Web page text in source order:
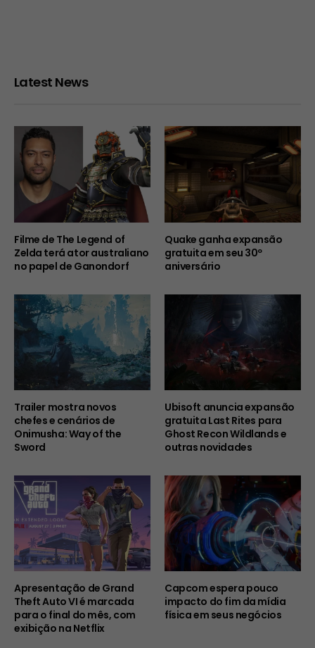
Latest News
Filme de The Legend of
Zelda terá ator australiano
no papel de Ganondorf
Quake ganha expansão
gratuita em seu 30º
aniversário
Trailer mostra novos
chefes e cenários de
Onimusha: Way of the
Sword
Ubisoft anuncia expansão
gratuita Last Rites para
Ghost Recon Wildlands e
outras novidades
Apresentação de Grand
Theft Auto VI é marcada
para o final do mês, com
exibição na Netflix
Capcom espera pouco
impacto do fim da mídia
física em seus negócios